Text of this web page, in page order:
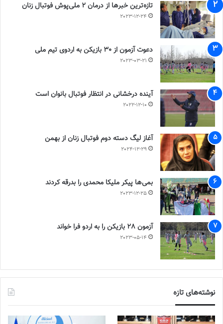
تازه‌ترین خبرها از درمان ۲ ملی‌پوش فوتبال زنان
2023-12-24
دعوت آزمون از 30 بازیکن به اردوی تیم ملی
2023-03-21
آینده درخشانی در انتظار فوتبال بانوان است
2022-12-10
آغاز لیگ دسته دوم فوتبال زنان از بهمن
2024-12-29
بمی‌ها پیکر ملیکا محمدی را بدرقه کردند
2023-12-25
آزمون 28 بازیکن را به اردو فرا خواند
2023-05-14
نوشته‌های تازه